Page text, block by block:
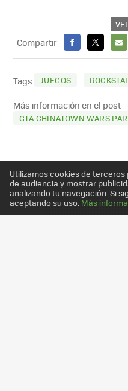
Compartir
FACEBOOK
X
E-
Tags JUEGOS
Más información en el post
GTA CHINATOWN WARS
Utilizamos cookies de
de audiencia y mostrar
analizando tu navegación. Si
aceptando su uso. Más